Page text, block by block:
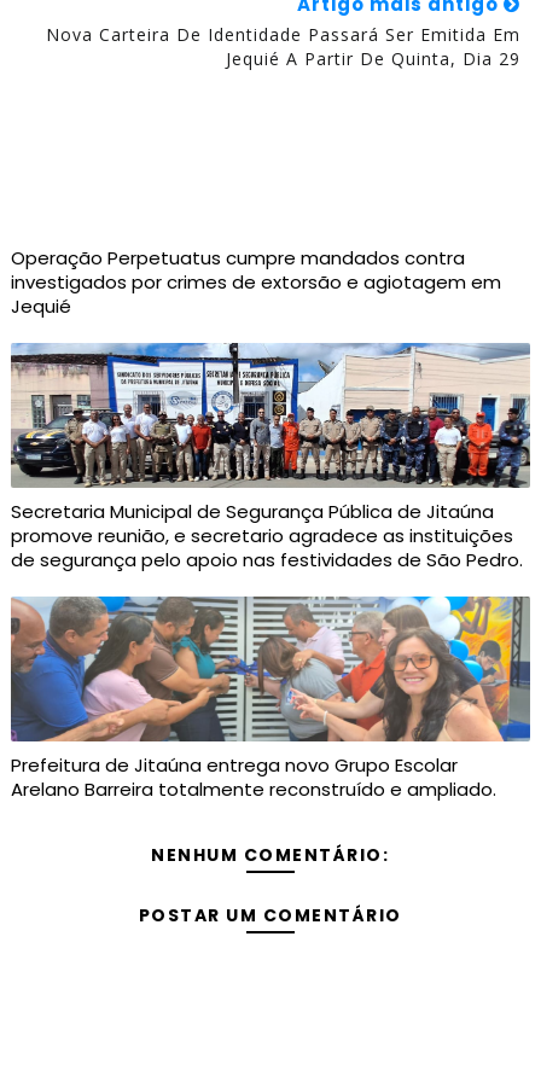
Nova Carteira De Identidade Passará Ser Emitida Em
Jequié A Partir De Quinta, Dia 29
Operação Perpetuatus cumpre mandados contra
investigados por crimes de extorsão e agiotagem em
Jequié
Secretaria Municipal de Segurança Pública de Jitaúna
promove reunião, e secretario agradece as instituições
de segurança pelo apoio nas festividades de São Pedro.
Prefeitura de Jitaúna entrega novo Grupo Escolar
Arelano Barreira totalmente reconstruído e ampliado.
NENHUM COMENTÁRIO:
POSTAR UM COMENTÁRIO